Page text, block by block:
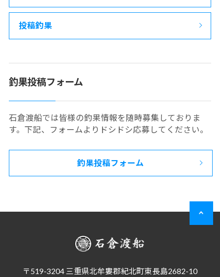
投稿釣果
釣果投稿フォーム
石倉渡船では皆様の釣果情報を随時募集しておりま
す。下記、フォームよりドシドシ応募してください。
釣果投稿フォーム
〒519-3204 三重県北牟婁郡紀北町東長島2682-10